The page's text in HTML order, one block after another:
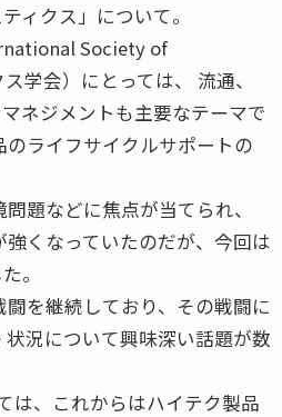
ィクス」について。
Society of
学会）にとっては、 流通、
ネジメントも主要なテーマで
ライフサイクルサポートの
題などに焦点が当てられ、
くなっていたのだが、今回は
。
を継続しており、その戦闘に
況について興味深い話題が数
は、これからはハイテク製品